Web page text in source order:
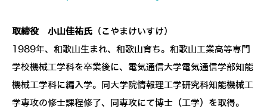
取締役 小山佳祐氏 （こやまけいすけ）
1989年、和歌山生まれ、和歌山育ち。和歌山工業高等専門
学校機械工学科を卒業後に、電気通信大学電気通信学部知能
機械工学科に編入学。同大学院情報理工学研究科知能機械工
学専攻の修士課程修了、同専攻にて博士（工学）を取得。